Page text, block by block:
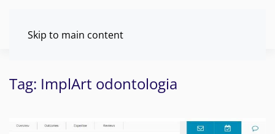
Skip to main content
Tag: ImplArt odontologia